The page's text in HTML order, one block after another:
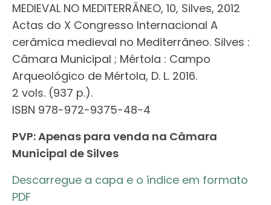
MEDIEVAL NO MEDITERRÂNEO, 10, Silves, 2012
Actas do X Congresso Internacional A
cerâmica medieval no Mediterrâneo. Silves :
Câmara Municipal ; Mértola : Campo
Arqueológico de Mértola, D. L. 2016.
2 vols. (937 p.).
ISBN 978-972-9375-48-4
PVP: Apenas para venda na Câmara
Municipal de Silves
Descarregue a capa e o índice em formato
PDF